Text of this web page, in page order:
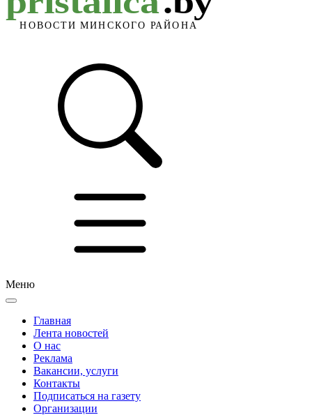
Меню
Главная
Лента новостей
О нас
Реклама
Вакансии, услуги
Контакты
Подписаться на газету
Организации